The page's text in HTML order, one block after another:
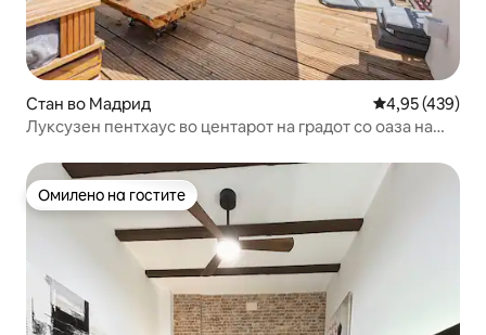
Стан во Мадрид Просечна
4,95 (439)
Луксузен пентхаус во центарот на градот со оаза на
Омилено на гостите
Омилено на гостите